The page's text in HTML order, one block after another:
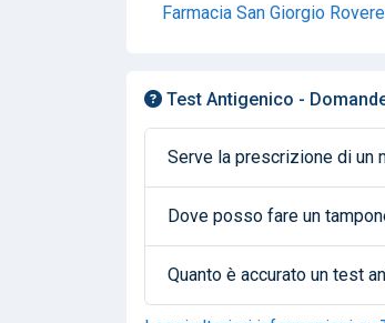
Farmacia San Giorgio
Test Antigenico -
Serve la prescrizione di un
Dove posso fare un
Quanto è accurato un test